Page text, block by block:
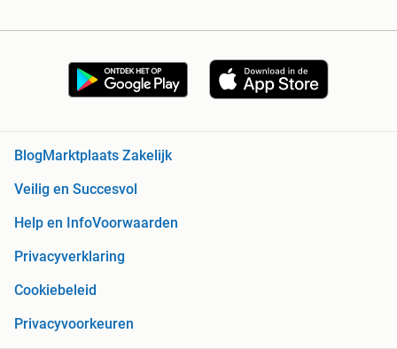
Blog Marktplaats Zakelijk
Veilig en Succesvol
Help en InfoVoorwaarden
Privacyverklaring
Cookiebeleid
Privacyvoorkeuren